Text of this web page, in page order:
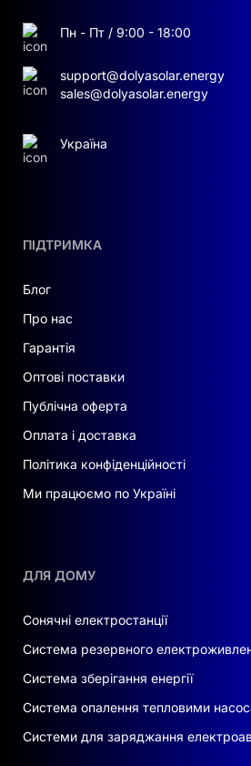
ПІДТРИМКА
Блог
Про нас
Гарантія
Оптові поставки
Публічна оферта
Оплата і доставка
Політика конфіденційності
Ми працюємо по Україні
ДЛЯ ДОМУ
Сонячні електростанції
Система резервного
Система зберігання енергії
Система опалення тепловими
Системи для заряджання
Пн - Пт / 9:00 - 18:00
support@dolyasolar.energy
sales@dolyasolar.energy
Україна